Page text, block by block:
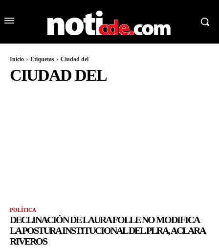
Inicio Etiquetas Ciudad del
CIUDAD DEL
POLÍTICA
DECLINACIÓN DE LAURA FOLLE NO MODIFICA
LA POSTURA INSTITUCIONAL DEL PLRA, ACLARA
RIVEROS